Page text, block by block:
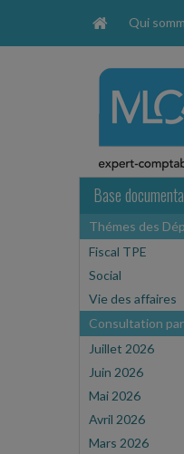
Qui
Base
Thémes des
Fiscal TPE
Social
Vie des affaires
Consultation
Juillet 2026
Juin 2026
Mai 2026
Avril 2026
Mars 2026